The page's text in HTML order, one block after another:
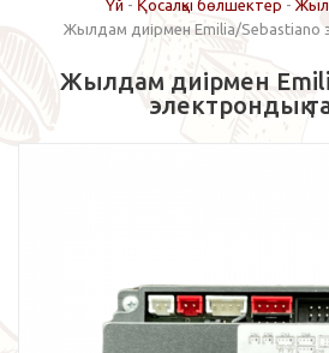
Үй - Қосалқы бөлшектер -
Жылдам диірмен Emilia/Sebastiano
Жылдам диірмен
электрондық